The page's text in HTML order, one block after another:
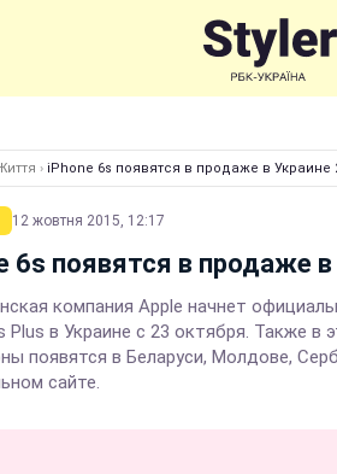
› iPhone 6s появятся в продаже в Украине
12 жовтня 2015, 12:17
6s появятся в продаже
компания Apple начнет
Plus в Украине с 23 октября. Также в
появятся в Беларуси, Молдове,
сайте.